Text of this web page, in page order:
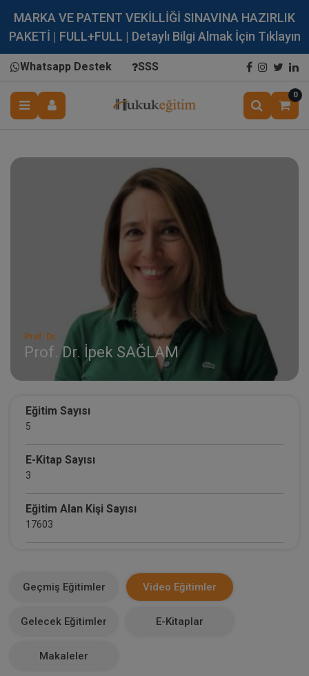
MARKA VE PATENT VEKİLLİĞİ SINAVINA HAZIRLIK
PAKETİ | FULL+FULL | Detaylı Bilgi Almak İçin Tıklayın
Whatsapp Destek SSS
0
Prof. Dr.
Prof. Dr. İpek SAĞLAM
Eğitim Sayısı
5
E-Kitap Sayısı
3
Eğitim Alan Kişi Sayısı
17603
0
Geçmiş Eğitimler Video Eğitimler
Gelecek Eğitimler E-Kitaplar
Makaleler